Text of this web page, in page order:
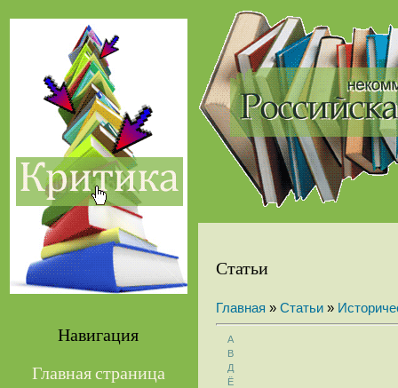
Навигация
Главная страница
Статьи
Главная » Статьи »
А
В
Д
Ё